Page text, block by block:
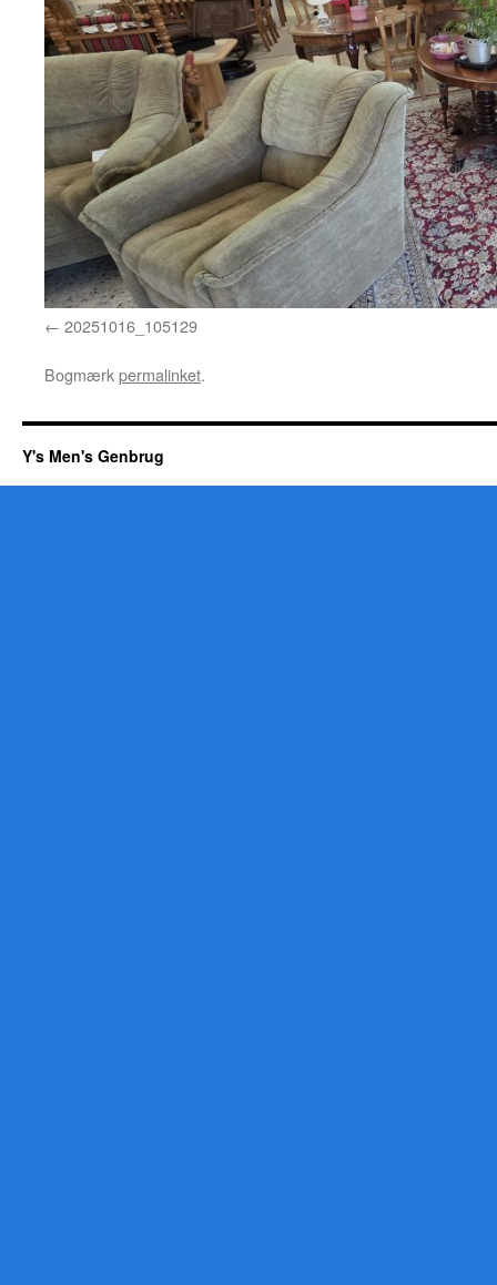
20251016_105129
Bogmærkpermalinket.
Y's Men's Genbrug